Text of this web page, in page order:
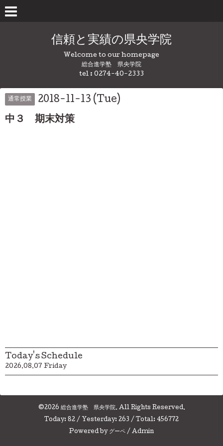
信頼と実績の県央学院
Welcome to our homepage
総合進学塾 県央学院
tel : 0274-40-2333
通常授業 2018-11-13 (Tue)
中３ 期末対策
Today's Schedule
2026.08.07 Friday
©2026 総合進学塾 県央学院. All Rights Reserved.
Today: 82 / Yesterday: 263 / Total: 456772
Powered by グーペ / Admin